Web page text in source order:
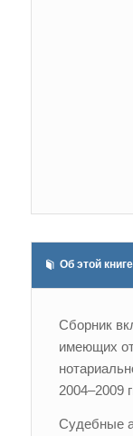
Об этой книге
Сборник
имеющих
2004–2009
Судебные